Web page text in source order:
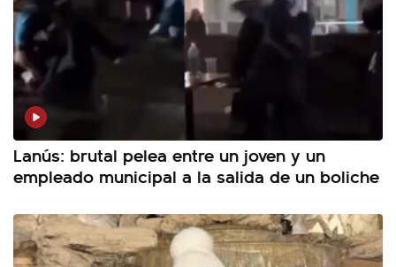
Lanús: brutal pelea entre un joven y un
empleado municipal a la salida de un boliche